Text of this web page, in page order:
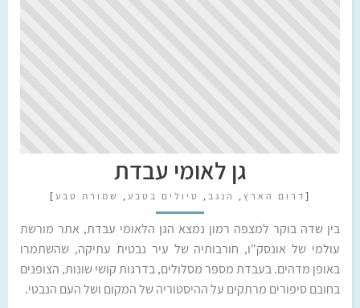
גן לאומי עבדת
[ דרום הארץ , הנגב , טיולים בטבע , שמורת טבע ]
בין שדה בוקר למצפה רמון נמצא הגן הלאומי עבדת, אתר מורשת
עולמי של אונסק"ו, חורבותיה של עיר נבטית עתיקה, שהשתמרו
באופן מדהים. בעבדת מספר מסלולים, בדרגות קושי שונות, הצופנים
בחובם סיפורים מרתקים על ההיסטוריה של המקום ושל העם הנבטי.